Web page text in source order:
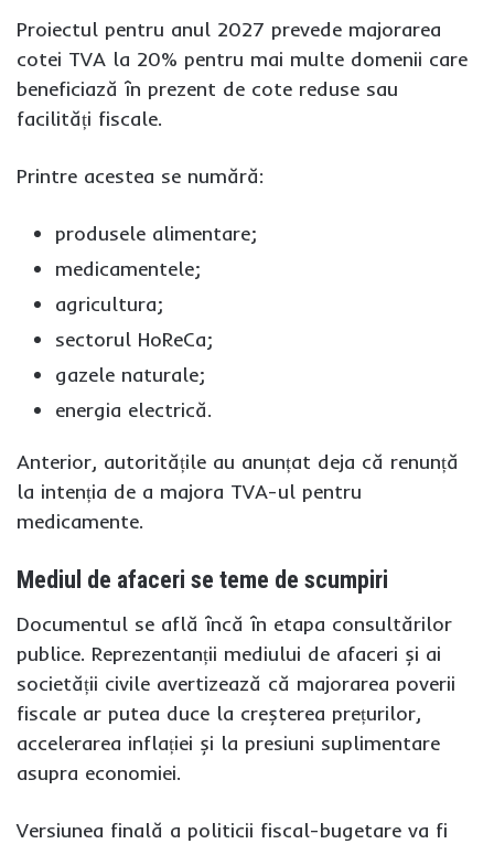
Proiectul pentru anul 2027 prevede majorarea
cotei TVA la 20% pentru mai multe domenii care
beneficiază în prezent de cote reduse sau
facilități fiscale.
Printre acestea se numără:
produsele alimentare;
medicamentele;
agricultura;
sectorul HoReCa;
gazele naturale;
energia electrică.
Anterior, autoritățile au anunțat deja că renunță
la intenția de a majora TVA-ul pentru
medicamente.
Mediul de afaceri se teme de scumpiri
Documentul se află încă în etapa consultărilor
publice. Reprezentanții mediului de afaceri și ai
societății civile avertizează că majorarea poverii
fiscale ar putea duce la creșterea prețurilor,
accelerarea inflației și la presiuni suplimentare
asupra economiei.
Versiunea finală a politicii fiscal-bugetare va fi